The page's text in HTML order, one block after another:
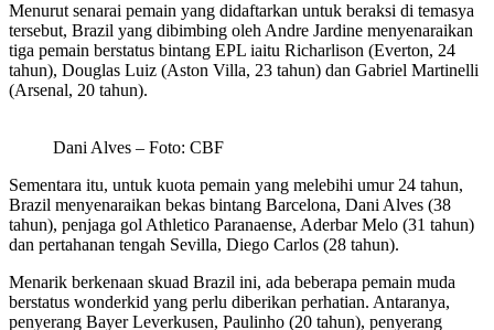
Menurut senarai pemain yang didaftarkan untuk beraksi di temasya
tersebut, Brazil yang dibimbing oleh Andre Jardine menyenaraikan
tiga pemain berstatus bintang EPL iaitu Richarlison (Everton, 24
tahun), Douglas Luiz (Aston Villa, 23 tahun) dan Gabriel Martinelli
(Arsenal, 20 tahun).
Dani Alves – Foto: CBF
Sementara itu, untuk kuota pemain yang melebihi umur 24 tahun,
Brazil menyenaraikan bekas bintang Barcelona, Dani Alves (38
tahun), penjaga gol Athletico Paranaense, Aderbar Melo (31 tahun)
dan pertahanan tengah Sevilla, Diego Carlos (28 tahun).
Menarik berkenaan skuad Brazil ini, ada beberapa pemain muda
berstatus wonderkid yang perlu diberikan perhatian. Antaranya,
penyerang Bayer Leverkusen, Paulinho (20 tahun), penyerang